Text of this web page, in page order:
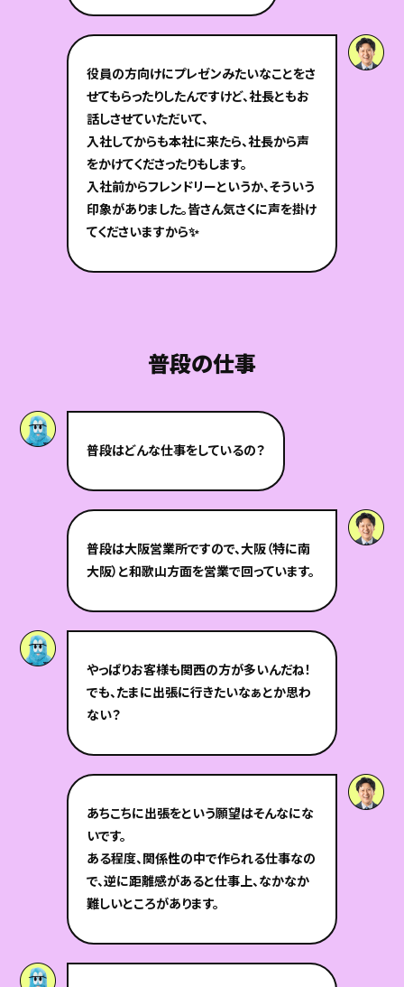
役員の方向けにプレゼンみたいなことをさ
せてもらったりしたんですけど、社長ともお
話しさせていただいて、
入社してからも本社に来たら、社長から声
をかけてくださったりもします。
入社前からフレンドリーというか、そういう
印象がありました。皆さん気さくに声を掛け
てくださいますから✨
普段の仕事
普段はどんな仕事をしているの？
普段は大阪営業所ですので、大阪（特に南
大阪）と和歌山方面を営業で回っています。
やっぱりお客様も関西の方が多いんだね！
でも、たまに出張に行きたいなぁとか思わ
ない？
あちこちに出張をという願望はそんなにな
いです。
ある程度、関係性の中で作られる仕事なの
で、逆に距離感があると仕事上、なかなか
難しいところがあります。